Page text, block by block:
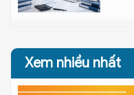
Xem nhiều nhất